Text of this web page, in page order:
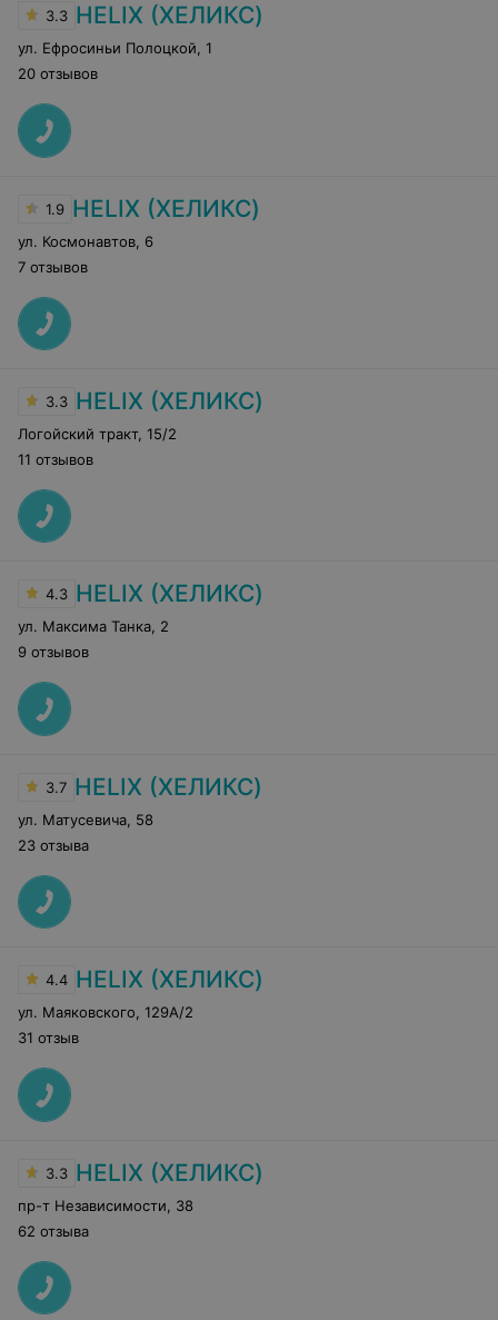
3.3 HELIX (ХЕЛИКС)
ул. Ефросиньи Полоцкой 1
20 отзывов
1.9 HELIX (ХЕЛИКС)
ул. Космонавтов 6
7 отзывов
3.3 HELIX (ХЕЛИКС)
Логойский тракт, 15/2
11 отзывов
4.3 HELIX (ХЕЛИКС)
ул. Максима Танка, 2
9 отзывов
3.7 HELIX (ХЕЛИКС)
ул. Матусевича 58
23 отзыва
4.4 HELIX (ХЕЛИКС)
ул. Маяковского, 129А/2
31 отзыв
3.3 HELIX (ХЕЛИКС)
пр-т Независимости
38
62 отзыва